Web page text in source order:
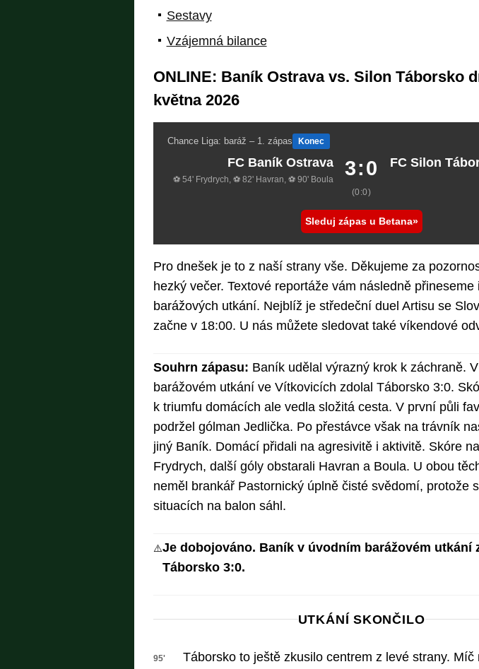
Sestavy
Vzájemná bilance
ONLINE: Baník Ostrava vs. Silon Táborsko
května 2026
Chance Liga: baráž – 1. zápas Konec
FC Baník Ostrava
⚽ 54' Frydrych, ⚽ 82' Havran, ⚽ 90' Boula 3:0
(0:0)
FC Silon
Sleduj zápas u Betana
Pro dnešek je to z naší strany vše. Děkujeme za
hezký večer. Textové reportáže vám následně přineseme
barážových utkání. Nejblíž je středeční duel Artisu se
začne v 18:00. U nás můžete sledovat také víkendové
Souhrn zápasu: Baník udělal výrazný krok k záchraně.
barážovém utkání ve Vítkovicích zdolal Táborsko 3:0.
k triumfu domácích ale vedla složitá cesta. V první půli
podržel gólman Jedlička. Po přestávce však na trávník
jiný Baník. Domácí přidali na agresivitě i aktivitě. Skóre
Frydrych, další góly obstarali Havran a Boula. U obou
neměl brankář Pastornický úplně čisté svědomí, protože
situacích na balon sáhl.
⚠️Je dobojováno. Baník v úvodním barážovém utkání
Táborsko 3:0.
UTKÁNÍ SKONČILO
95'
Táborsko to ještě zkusilo centrem z levé strany. Míč